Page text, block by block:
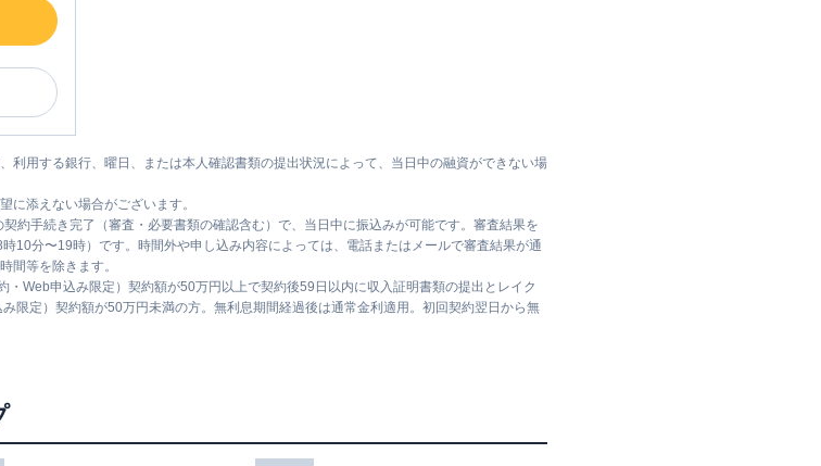
利用する銀行、曜日、または本人確認書類の提出状況によって、当日中の融資ができない場
に添えない場合がございます。
約手続き完了（審査・必要書類の確認含む）で、当日中に振込みが可能です。審査結果を
10分〜19時）です。時間外や申し込み内容によっては、電話またはメールで審査結果が通
間等を除きます。
Web申込み限定）契約額が50万円以上で契約後59日以内に収入証明書類の提出とレイク
限定）契約額が50万円未満の方。無利息期間経過後は通常金利適用。初回契約翌日から無